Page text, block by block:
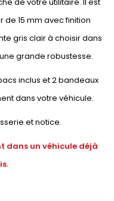
15 mm avec finition
gris clair à choisir dans
grande robustesse.
inclus et 2 bandeaux
dans votre véhicule.
et notice.
dans un véhicule déjà